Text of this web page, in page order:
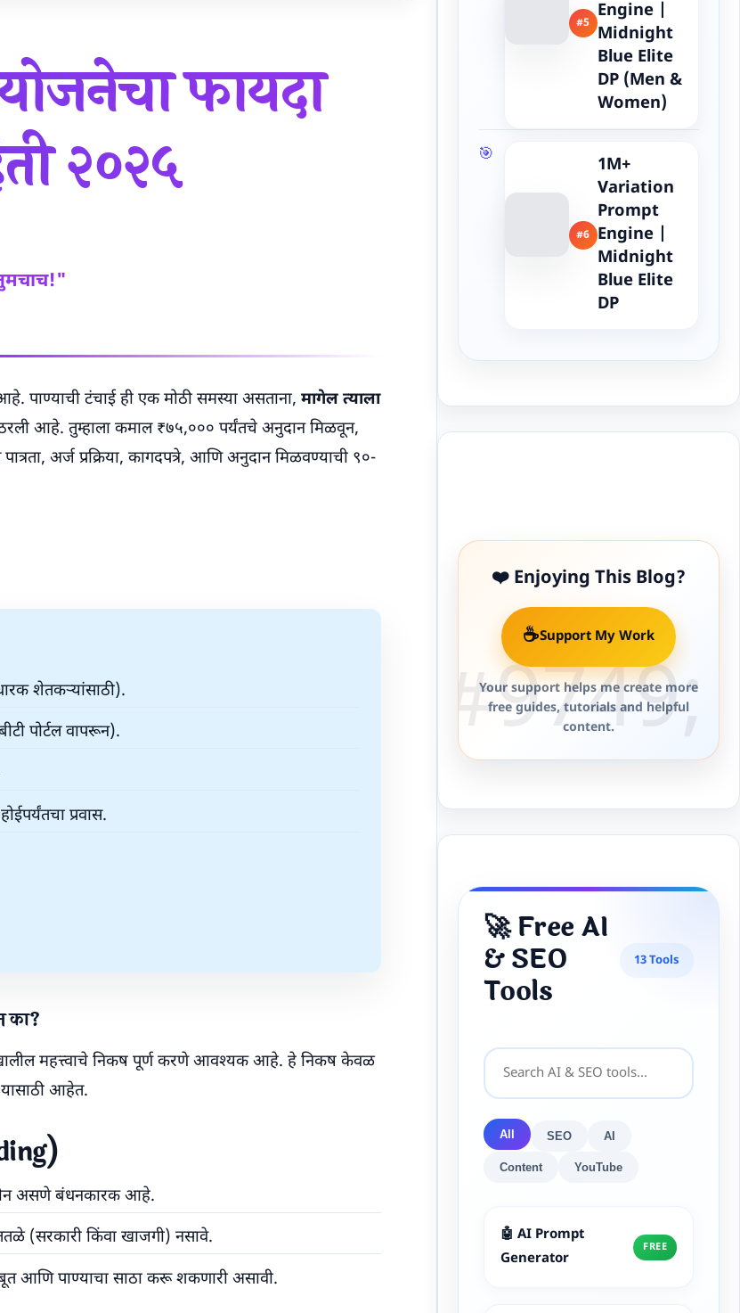
फायदा
२०२५
पाण्याची टंचाई ही एक मोठी समस्या असताना,मागेल त्याला
आहे. तुम्हाला कमाल ₹७५,००० पर्यंतचे अनुदान मिळवून,
अर्ज प्रक्रिया, कागदपत्रे, आणि अनुदान मिळवण्याची ९०-
शेतकऱ्यांसाठी).
पोर्टल वापरून).
प्रवास.
का?
महत्त्वाचे निकष पूर्ण करणे आवश्यक आहे. हे निकष केवळ
यासाठी आहेत.
असणे बंधनकारक आहे.
(सरकारी किंवा खाजगी) नसावे.
आणि पाण्याचा साठा करू शकणारी असावी.
#5
Engine |
Midnight
Blue Elite
DP (Men &
Women)
#6
1M+
Variation
Prompt
Engine |
Midnight
Blue Elite
DP
❤️ Enjoying This Blog?
☕Support My Work
Your support helps me create more
free guides, tutorials and helpful
content.
🚀 Free AI
& SEO
Tools
13 Tools
All SEO AI
Content YouTube
🤖 AI Prompt
Generator
FREE